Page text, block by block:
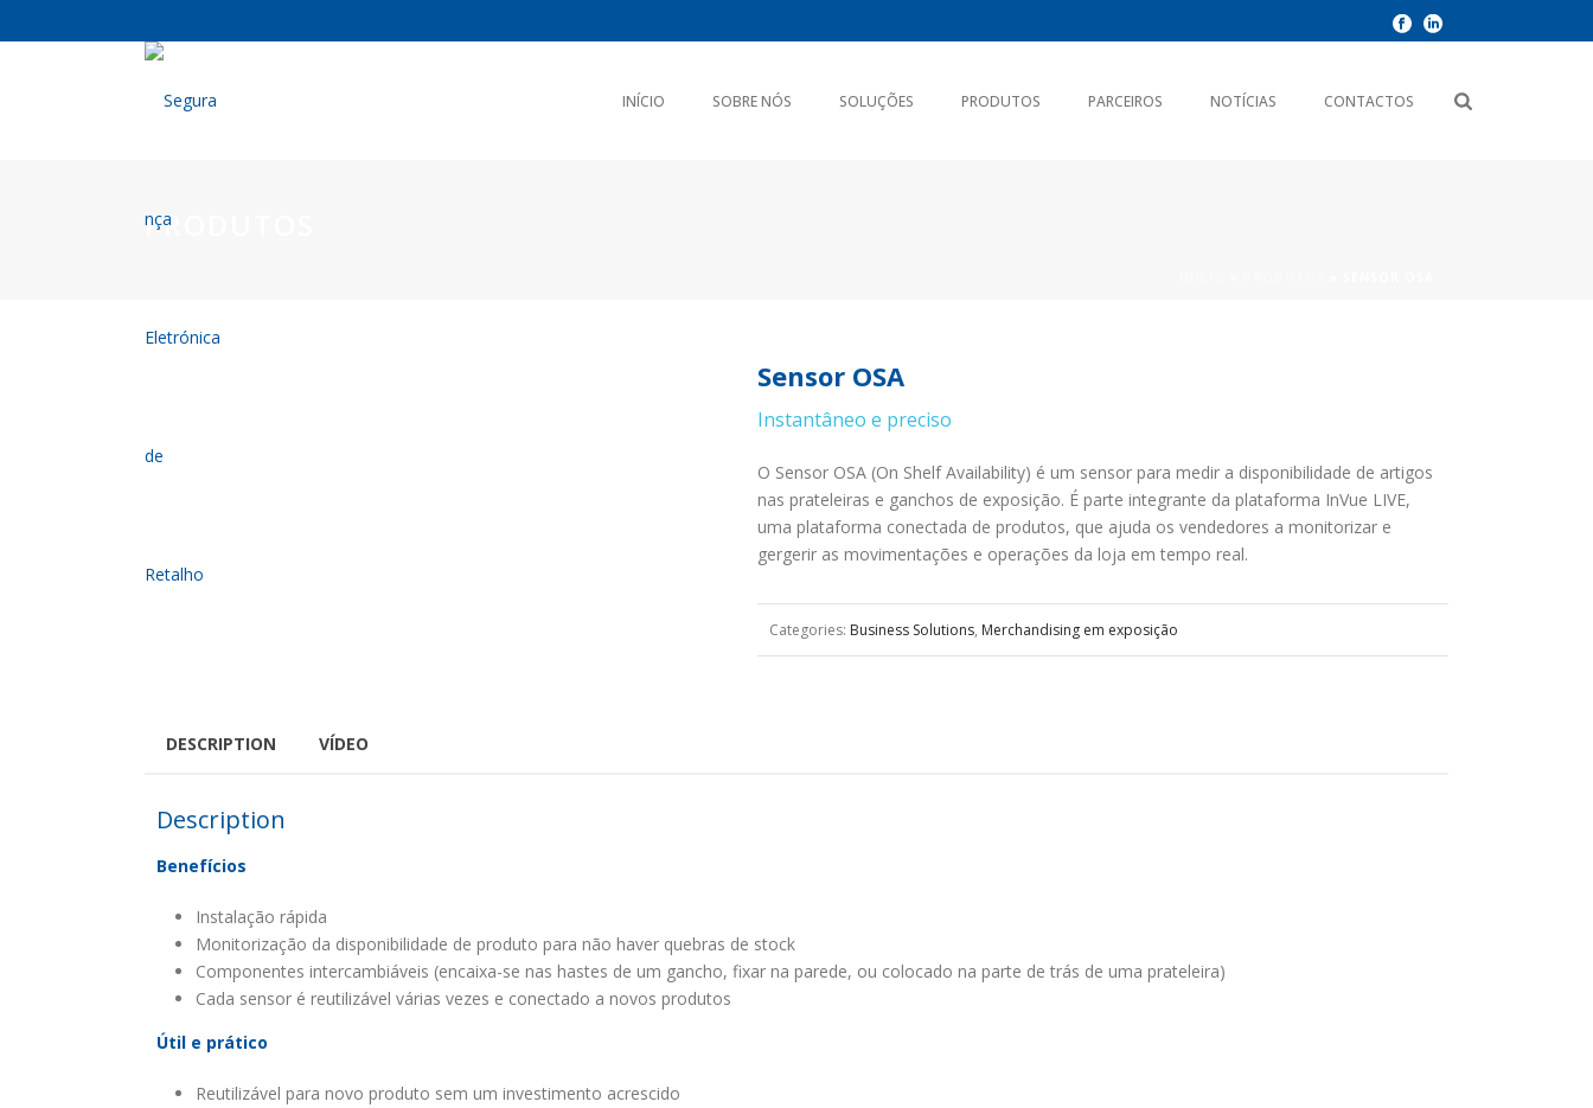
INÍCIO SOBRE NÓS SOLUÇÕES PRODUTOS PARCEIROS NOTÍCIAS CONTACTOS
PRODUTOS
Sensor OSA
Instantâneo e preciso
O Sensor OSA (On Shelf Availability) é um sensor para medir a disponibilidade de artigos
nas prateleiras e ganchos de exposição. É parte integrante da plataforma InVue LIVE,
uma plataforma conectada de produtos, que ajuda os vendedores a monitorizar e
gergerir as movimentações e operações da loja em tempo real.
Categories: Business Solutions, Merchandising em exposição
DESCRIPTION VÍDEO
Description
Benefícios
Instalação rápida
Monitorização da disponibilidade de produto para não haver quebras de stock
Componentes intercambiáveis (encaixa-se nas hastes de um gancho, fixar na parede, ou colocado na parte de trás de uma prateleira)
Cada sensor é reutilizável várias vezes e conectado a novos produtos
Útil e prático
Reutilizável para novo produto sem um investimento acrescido